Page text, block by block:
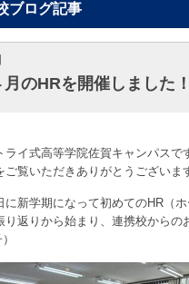
ログ記事
のHRを開催しました！
ライ式高等学院佐賀キャンパスで
ご覧いただきありがとうございま
に新学期になって初めてのHR（
り返りから始まり、連携校から